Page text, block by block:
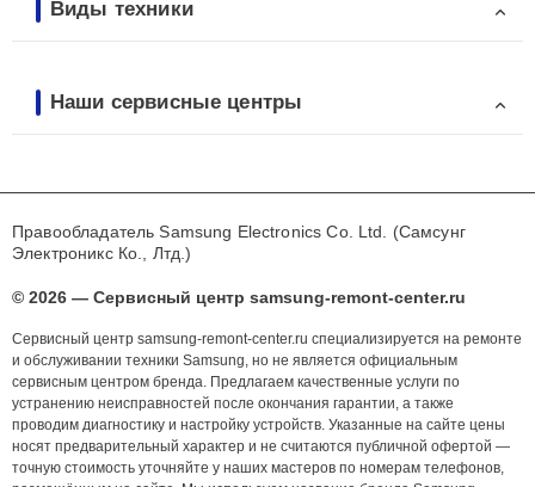
Виды техники
Наши сервисные центры
Правообладатель Samsung Electronics Co. Ltd. (Самсунг
Электроникс Ко., Лтд.)
© 2026 — Сервисный центр samsung-remont-center.ru
Сервисный центр samsung-remont-center.ru специализируется на ремонте
и обслуживании техники Samsung, но не является официальным
сервисным центром бренда. Предлагаем качественные услуги по
устранению неисправностей после окончания гарантии, а также
проводим диагностику и настройку устройств. Указанные на сайте цены
носят предварительный характер и не считаются публичной офертой —
точную стоимость уточняйте у наших мастеров по номерам телефонов,